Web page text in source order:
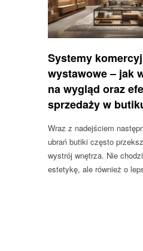
Systemy
wystawowe – jak
na wygląd oraz
sprzedaży w
Wraz z nadejściem
ubrań butiki często
wystrój wnętrza. Nie
estetykę, ale również o